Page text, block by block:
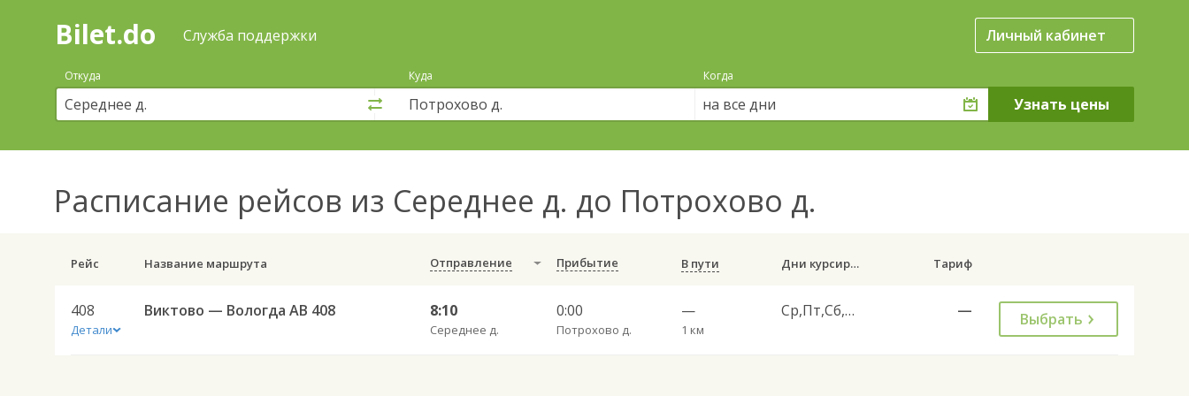
Поиск
покупка
билетов
автобус
онлайн
Bilet.do Служба поддержки Личный кабинет
Откуда Куда Когда
на все дни
Расписание рейсов из Середнее д. до Потрохово д.
Рейс Название маршрута Отправление Прибытие В пути Дни курсирования Тариф
408
Детали
Виктово — Вологда АВ 408 8:10
Середнее д.
0:00
Потрохово д.
—
1 км
Ср,Пт,Сб,Вс — Выбрать